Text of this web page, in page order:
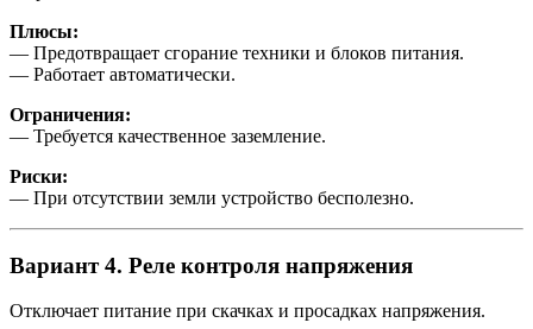
Плюсы:
— Предотвращает сгорание техники и блоков питания.
— Работает автоматически.
Ограничения:
— Требуется качественное заземление.
Риски:
— При отсутствии земли устройство бесполезно.
Вариант 4. Реле контроля напряжения
Отключает питание при скачках и просадках напряжения.